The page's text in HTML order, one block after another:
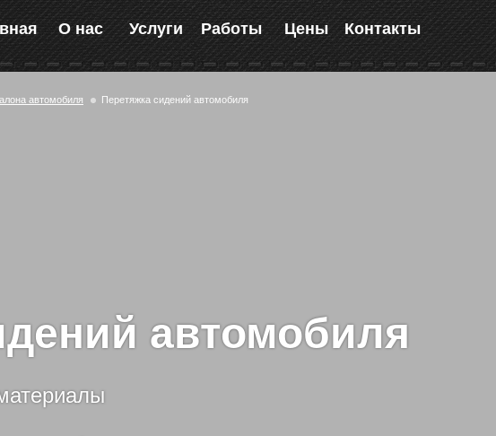
О нас Услуги Работы Цены Контакты
автомобиля Перетяжка сидений автомобиля
автомобиля